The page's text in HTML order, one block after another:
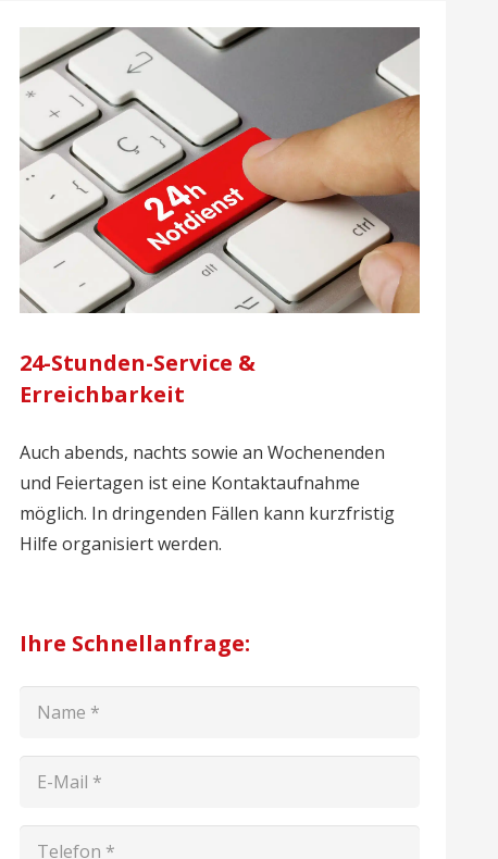
24-Stunden-Service &
Erreichbarkeit
Auch abends, nachts sowie an Wochenenden
und Feiertagen ist eine Kontaktaufnahme
möglich. In dringenden Fällen kann kurzfristig
Hilfe organisiert werden.
Ihre Schnellanfrage: